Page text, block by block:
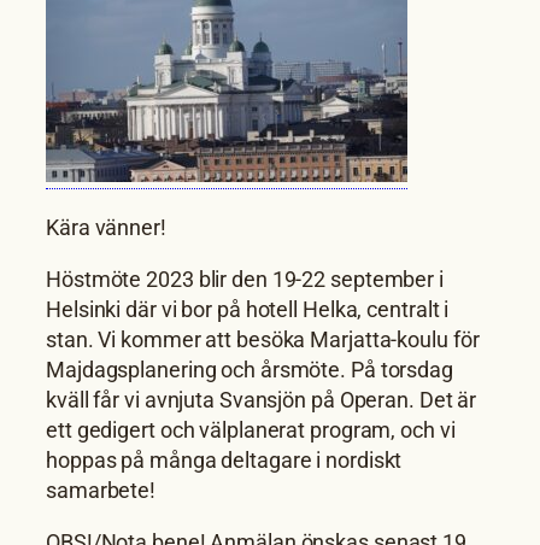
Kära vänner!
Höstmöte 2023 blir den 19-22 september i
Helsinki där vi bor på hotell Helka, centralt i
stan. Vi kommer att besöka Marjatta-koulu för
Majdagsplanering och årsmöte. På torsdag
kväll får vi avnjuta Svansjön på Operan. Det är
ett gedigert och välplanerat program, och vi
hoppas på många deltagare i nordiskt
samarbete!